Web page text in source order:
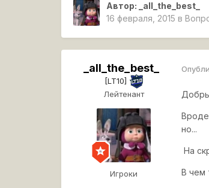
Автор:
_all_the_best_
16 февраля, 2015 в
_all_the_best_
[LT10]
Лейтенант
Игроки
но...
На
В чем